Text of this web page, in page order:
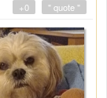
" quote "
+0